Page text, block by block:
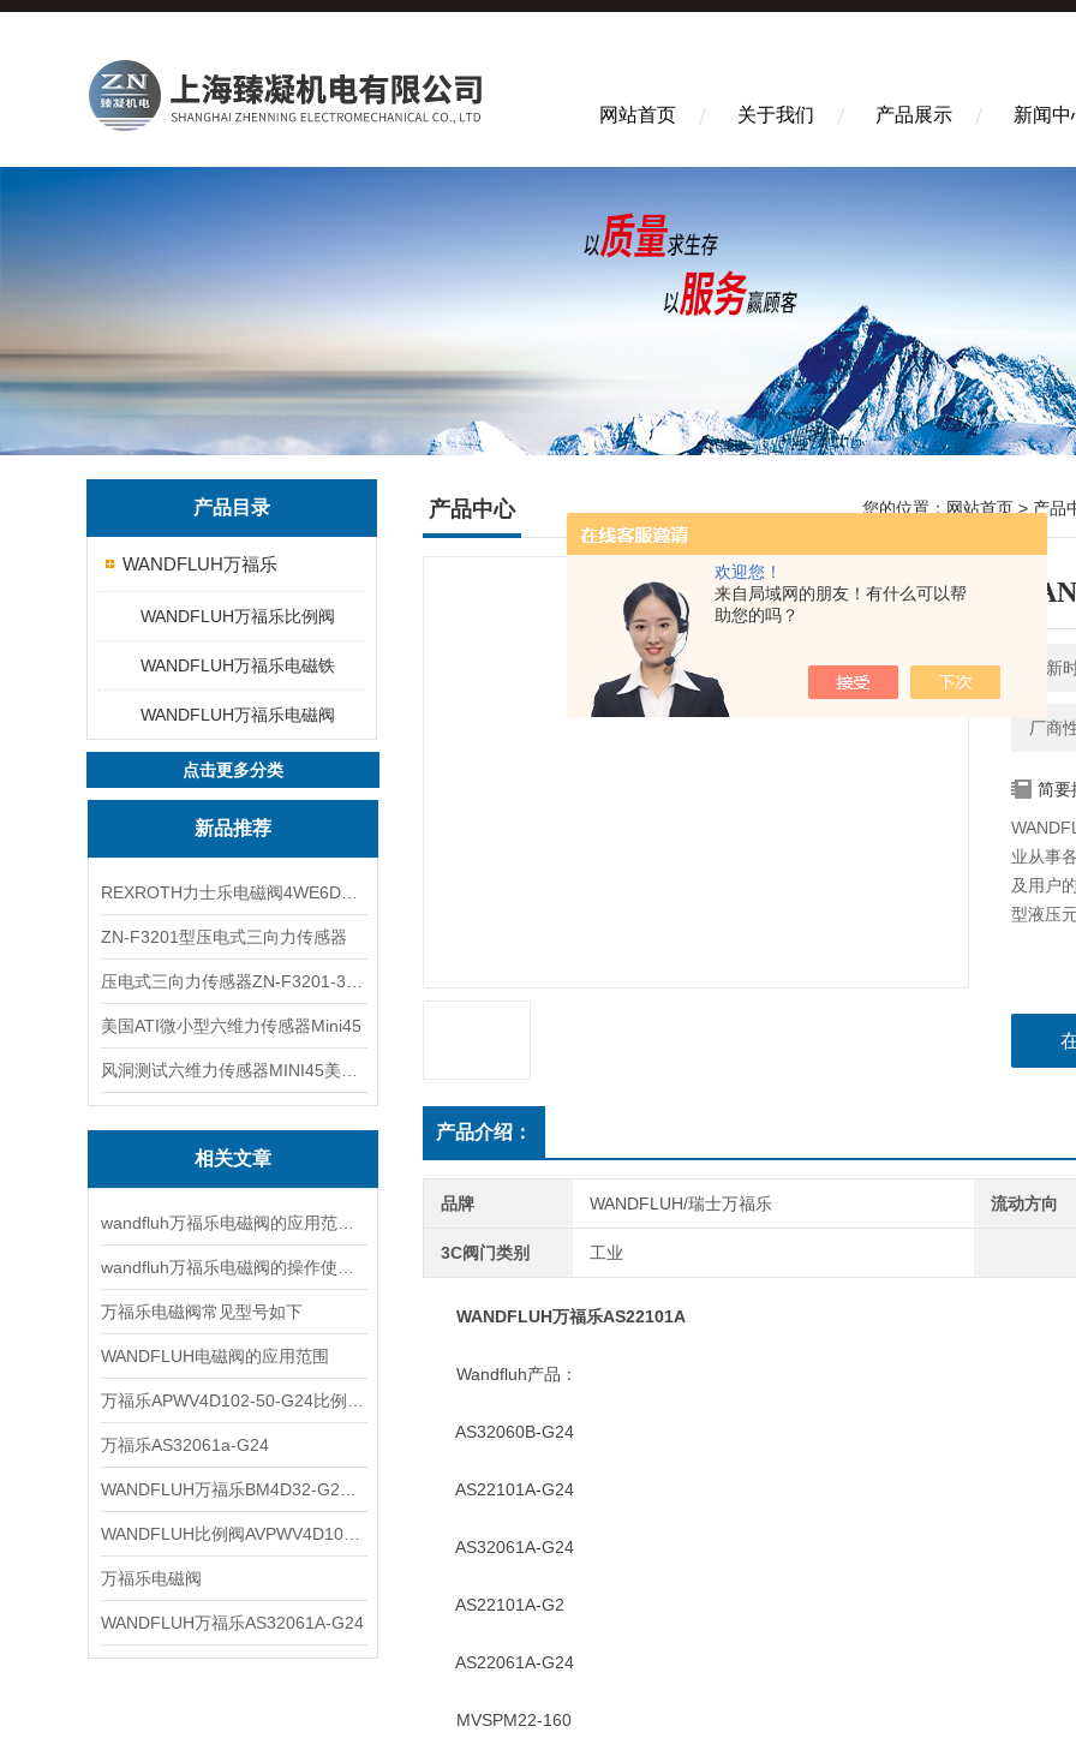
欢迎您！
来自局域网的朋友！有什么可以帮
助您的吗？
网站首页 关于我们 产品展示 新闻中
产品目录
WANDFLUH万福乐
WANDFLUH万福乐比例阀
WANDFLUH万福乐电磁铁
WANDFLUH万福乐电磁阀
点击更多分类
新品推荐
ZN-F3201型压电式三向力传感器
美国ATI微小型六维力传感器Mini45
相关文章
万福乐电磁阀常见型号如下
WANDFLUH电磁阀的应用范围
万福乐AS32061a-G24
万福乐电磁阀
WANDFLUH万福乐AS32061A-G24
产品中心 您的位置： 网站首页 > 产品
更新
厂商
简要
业从事
及用户
型液压
产品介绍：
品牌 WANDFLUH/瑞士万福乐 流动方向
3C阀门类别 工业
WANDFLUH万福乐AS22101A
Wandfluh产品：
AS32060B-G24
AS22101A-G24
AS32061A-G24
AS22101A-G2
AS22061A-G24
MVSPM22-160